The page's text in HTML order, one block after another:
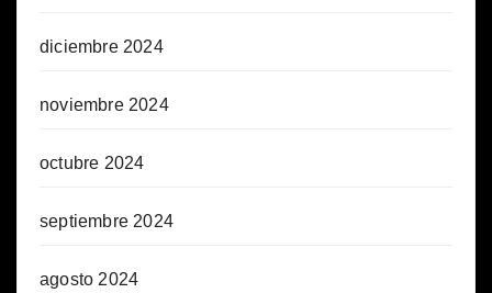
diciembre 2024
noviembre 2024
octubre 2024
septiembre 2024
agosto 2024